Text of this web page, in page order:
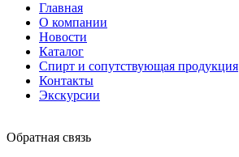
Главная
О компании
Новости
Каталог
Спирт и сопутствующая продукция
Контакты
Экскурсии
Обратная связь